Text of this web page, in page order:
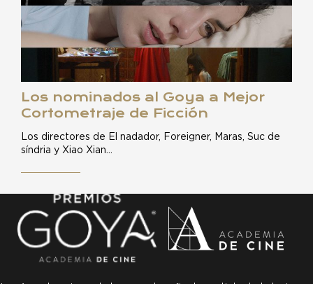
Los nominados al Goya a Mejor
Cortometraje de Ficción
Los directores de El nadador, Foreigner, Maras, Suc de
síndria y Xiao Xian…